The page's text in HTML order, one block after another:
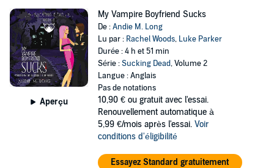
Aperçu
My Vampire Boyfriend Sucks
De :Andie M. Long
Lu par : Rachel Woods, Luke Parker
Durée : 4 h et 51 min
Série :Sucking Dead, Volume 2
Langue : Anglais
Pas de notations
10,90 € ou gratuit avec l'essai.
Renouvellement automatique à
5,99 €/mois après l'essai. Voir
conditions d'éligibilité
Essayez Standard gratuitement